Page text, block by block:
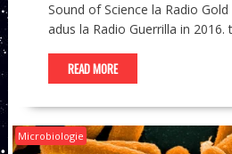
Sound of Science la Radio
adus la Radio Guerrilla in 2016.
READ MORE
Microbiologie